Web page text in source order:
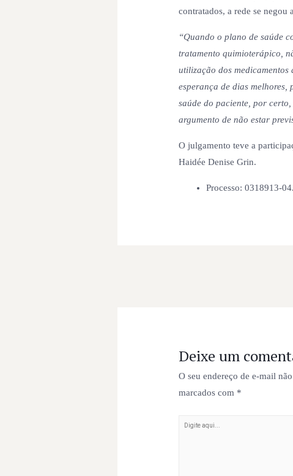
contratados, a rede se negou
“Quando o plano de saúde
tratamento quimioterápico,
utilização dos medicamentos
esperança de dias melhores,
saúde do paciente, por
argumento de não estar
O julgamento teve a
Haidée Denise Grin.
Processo: 0318913-
Deixe um
O seu endereço de e-mail
marcados com *